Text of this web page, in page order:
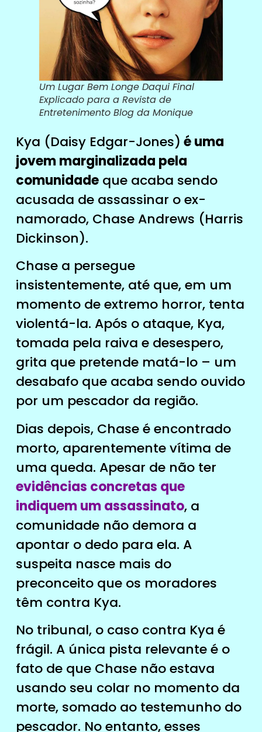
Um Lugar Bem Longe Daqui Final
Explicado para a Revista de
Entretenimento Blog da Monique
Kya (Daisy Edgar-Jones) é uma
jovem marginalizada pela
comunidadeque acaba sendo
acusada de assassinar o ex-
namorado, Chase Andrews (Harris
Dickinson).
Chase a persegue
insistentemente, até que, em um
momento de extremo horror, tenta
violentá-la. Após o ataque, Kya,
tomada pela raiva e desespero,
grita que pretende matá-lo – um
desabafo que acaba sendo ouvido
por um pescador da região.
Dias depois, Chase é encontrado
morto, aparentemente vítima de
uma queda. Apesar de não ter
evidências concretas que
indiquem um assassinato, a
comunidade não demora a
apontar o dedo para ela. A
suspeita nasce mais do
preconceito que os moradores
têm contra Kya.
No tribunal, o caso contra Kya é
frágil. A única pista relevante é o
fato de que Chase não estava
usando seu colar no momento da
morte, somado ao testemunho do
pescador. No entanto, esses